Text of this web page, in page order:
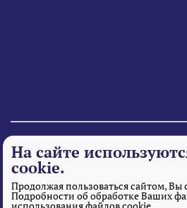
© 1995 - 2026 «Веста» Все
На сайте
cookie.
Продолжая пользоваться сайтом, Вы
Подробности об обработке Ваших